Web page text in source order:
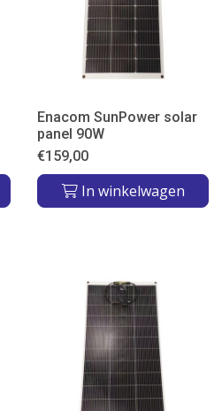
Enacom SunPower solar
panel 90W
€159,00
In winkelwagen